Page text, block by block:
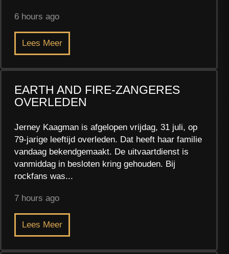
6 hours ago
Lees Meer
EARTH AND FIRE-ZANGERES
OVERLEDEN
Jerney Kaagman is afgelopen vrijdag, 31 juli, op
79-jarige leeftijd overleden. Dat heeft haar familie
vandaag bekendgemaakt. De uitvaartdienst is
vanmiddag in besloten kring gehouden. Bij
rockfans was...
7 hours ago
Lees Meer